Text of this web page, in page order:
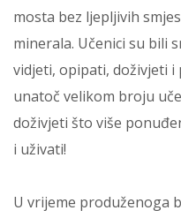
mosta bez ljepljivih
minerala. Učenici su bili
vidjeti, opipati, doživjeti
unatoč velikom broju
doživjeti što više
i uživati!
U vrijeme produženoga